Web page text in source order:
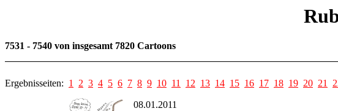
7531 - 7540 von insgesamt 7820 Cartoons
Ergebnisseiten: 1 2 3 4 5 6 7 8 9 10 11 12 13 14 15 16 17 18 19 20 21
08.01.2011